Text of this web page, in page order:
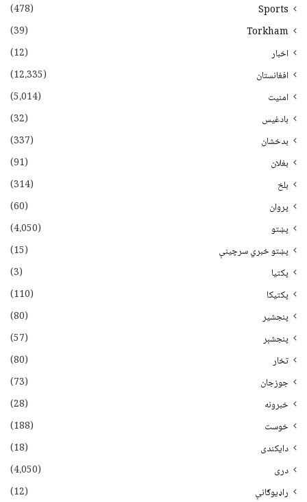
Sports
(478)
Torkham
(39)
اخبار
(12)
افغانستان
(12،335)
امنیت
(5،014)
بادغیس
(32)
بدخشان
(337)
بغلان
(91)
بلخ
(314)
پروان
(60)
پښتو
(4،050)
پښتو خبري سرچينې
(15)
پکتيا
(3)
پکتیکا
(110)
پنجشیر
(80)
پنجشېر
(57)
تخار
(80)
جوزجان
(73)
خبرونه
(28)
خوست
(188)
دایکندی
(18)
دری
(4،050)
راډیوګانې
(12)